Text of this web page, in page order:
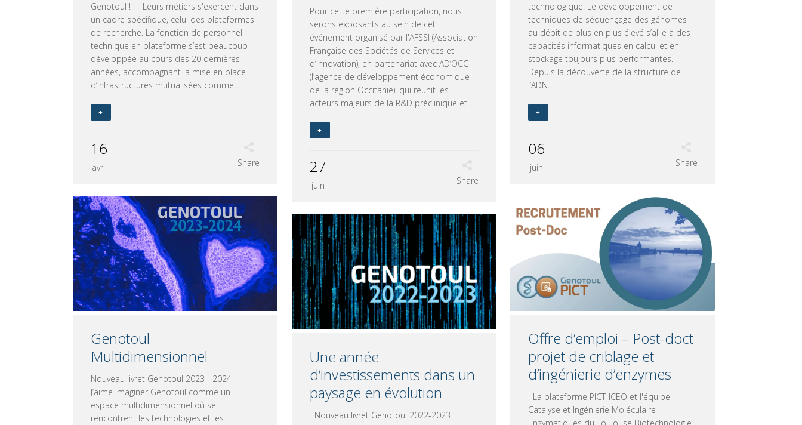
Genotoul ! Leurs métiers s'exercent dans
un cadre spécifique, celui des plateformes
de recherche. La fonction de personnel
technique en plateforme s’est beaucoup
développée au cours des 20 dernières
années, accompagnant la mise en place
d’infrastructures mutualisées comme...
+
16
avril Share
Pour cette première participation, nous
serons exposants au sein de cet
événement organisé par l'AFSSI (Association
Française des Sociétés de Services et
d’Innovation), en partenariat avec AD’OCC
(l’agence de développement économique
de la région Occitanie), qui réunit les
acteurs majeurs de la R&D préclinique et...
+
27
juin Share
technologique. Le développement de
techniques de séquençage des génomes
au débit de plus en plus élevé s’allie à des
capacités informatiques en calcul et en
stockage toujours plus performantes.
Depuis la découverte de la structure de
l’ADN...
+
06
juin Share
Genotoul
Multidimensionnel
Nouveau livret Genotoul 2023 - 2024
J’aime imaginer Genotoul comme un
espace multidimensionnel où se
rencontrent les technologies et les
Offre d’emploi – Post-doct
projet de criblage et
d’ingénierie d’enzymes
La plateforme PICT-ICEO et l'équipe
Catalyse et Ingénierie Moléculaire
Une année
d’investissements dans un
paysage en évolution
Nouveau livret Genotoul 2022-2023